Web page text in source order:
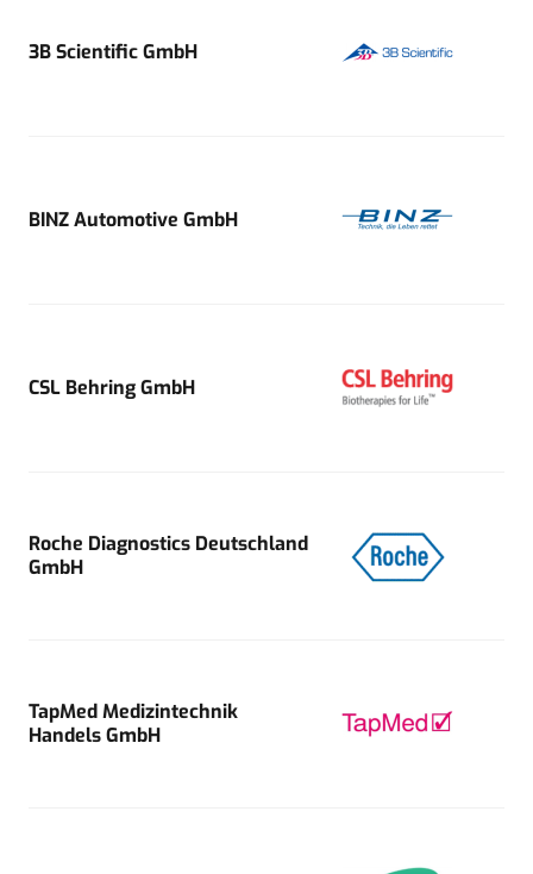
3B Scientific GmbH
BINZ Automotive GmbH
CSL Behring GmbH
Roche Diagnostics Deutschland
GmbH
TapMed Medizintechnik
Handels GmbH